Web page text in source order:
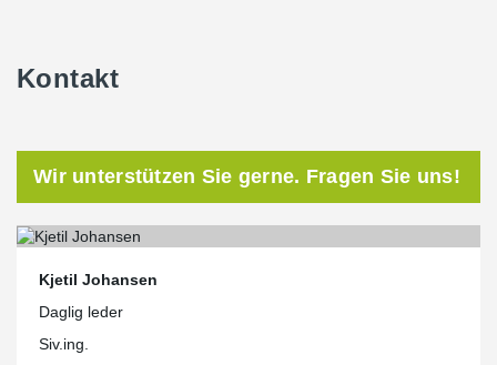
Kontakt
Wir unterstützen Sie gerne. Fragen Sie uns!
Kjetil Johansen
Daglig leder
Siv.ing.